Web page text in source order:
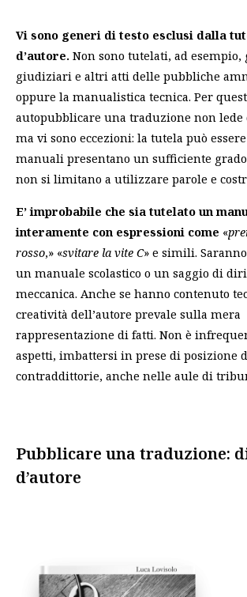
Vi sono generi di testo esclusi dalla
d’autore. Non sono tutelati, ad
giudiziari e altri atti delle pubbliche
oppure la manualistica tecnica. Per
autopubblicare una traduzione non lede
ma vi sono eccezioni: la tutela può
manuali presentano un sufficiente
non si limitano a utilizzare parole e
E’ improbabile che sia tutelato un
interamente con espressioni come «
rosso,» «svitare la vite C» e simili.
un manuale scolastico o un saggio di
meccanica. Anche se hanno contenuto
creatività dell’autore prevale sulla mera
rappresentazione di fatti. Non è
aspetti, imbattersi in prese di posizione
contraddittorie, anche nelle aule di
Pubblicare una traduzione:
d’autore